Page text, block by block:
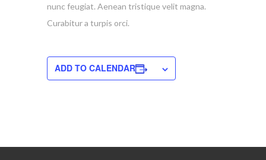
nunc feugiat. Aenean tristique velit magna.
Curabitur a turpis orci.
ADD TO CALENDAR